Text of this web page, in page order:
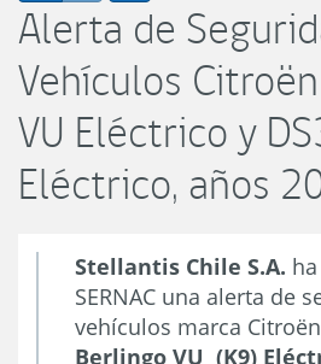
Alerta de
Vehículos
VU Eléctrico y
Eléctrico, años
Stellantis Chile S.A.
SERNAC una alerta de
vehículos marca Citroën
Berlingo VU (K9)